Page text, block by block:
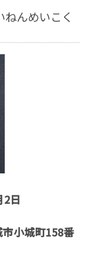
んめいこく
2日
小城町158番